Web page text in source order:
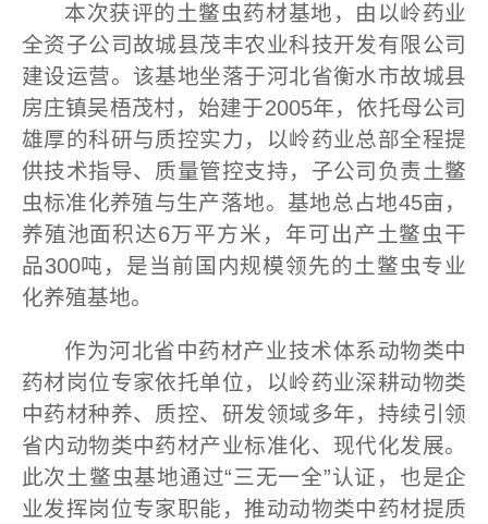
本次获评的土鳖虫药材基地，由以岭药业
全资子公司故城县茂丰农业科技开发有限公司
建设运营。该基地坐落于河北省衡水市故城县
房庄镇吴梧茂村，始建于2005年，依托母公司
雄厚的科研与质控实力，以岭药业总部全程提
供技术指导、质量管控支持，子公司负责土鳖
虫标准化养殖与生产落地。基地总占地45亩，
养殖池面积达6万平方米，年可出产土鳖虫干
品300吨，是当前国内规模领先的土鳖虫专业
化养殖基地。
作为河北省中药材产业技术体系动物类中
药材岗位专家依托单位，以岭药业深耕动物类
中药材种养、质控、研发领域多年，持续引领
省内动物类中药材产业标准化、现代化发展。
此次土鳖虫基地通过“三无一全”认证，也是企
业发挥岗位专家职能，推动动物类中药材提质